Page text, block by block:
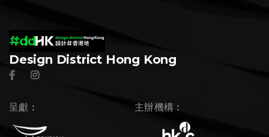
Design District Hong Kong
呈獻︰ 主辦機構︰